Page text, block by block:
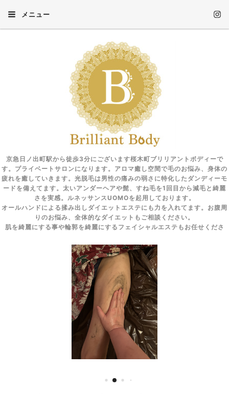
メニュー
京急日ノ出町駅から徒歩3分にございます桜木町ブリリアントボディーで
す。プライベートサロンになります。アロマ癒し空間で毛のお悩み、身体の
疲れを癒していきます。光脱毛は男性の痛みの弱さに特化したダンディーモ
ードを備えてます。太いアンダーヘアや髭、すね毛を1回目から減毛と綺麗
さを実感。ルネッサンスUOMOを起用しております。
オールハンドによる揉み出しダイエットエステにも力を入れてます。お腹周
りのお悩み、全体的なダイエットもご相談ください。
肌を綺麗にする事や輪郭を綺麗にするフェイシャルエステもお任せくださ